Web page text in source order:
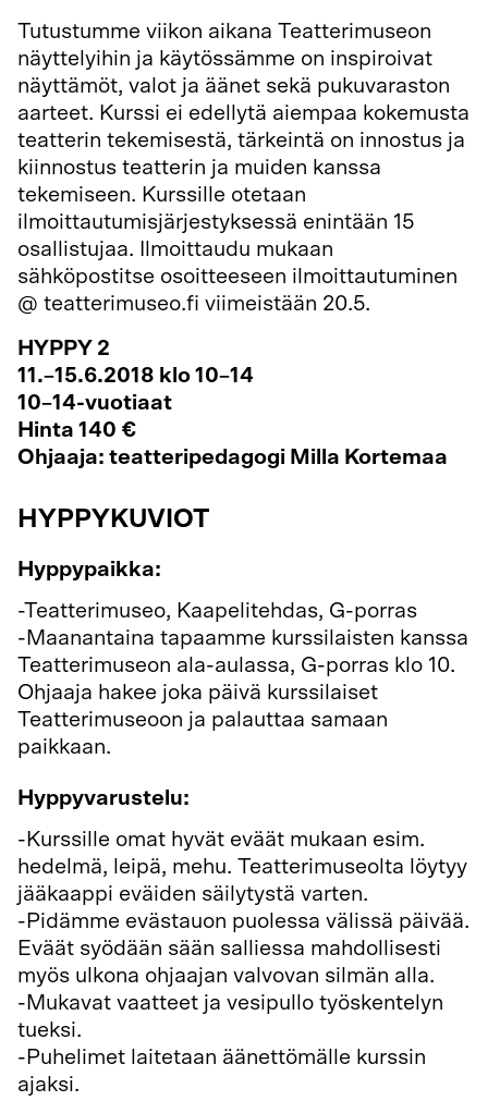
Tutustumme viikon aikana Teatterimuseon
näyttelyihin ja käytössämme on inspiroivat
näyttämöt, valot ja äänet sekä pukuvaraston
aarteet. Kurssi ei edellytä aiempaa kokemusta
teatterin tekemisestä, tärkeintä on innostus ja
kiinnostus teatterin ja muiden kanssa
tekemiseen. Kurssille otetaan
ilmoittautumisjärjestyksessä enintään 15
osallistujaa. Ilmoittaudu mukaan
sähköpostitse osoitteeseen ilmoittautuminen
@ teatterimuseo.fi viimeistään 20.5.
HYPPY 2
11.–15.6.2018 klo 10–14
10–14-vuotiaat
Hinta 140 €
Ohjaaja: teatteripedagogi Milla Kortemaa
HYPPYKUVIOT
Hyppypaikka:
-Teatterimuseo, Kaapelitehdas, G-porras
-Maanantaina tapaamme kurssilaisten kanssa
Teatterimuseon ala-aulassa, G-porras klo 10.
Ohjaaja hakee joka päivä kurssilaiset
Teatterimuseoon ja palauttaa samaan
paikkaan.
Hyppyvarustelu:
-Kurssille omat hyvät eväät mukaan esim.
hedelmä, leipä, mehu. Teatterimuseolta löytyy
jääkaappi eväiden säilytystä varten.
-Pidämme evästauon puolessa välissä päivää.
Eväät syödään sään salliessa mahdollisesti
myös ulkona ohjaajan valvovan silmän alla.
-Mukavat vaatteet ja vesipullo työskentelyn
tueksi.
-Puhelimet laitetaan äänettömälle kurssin
ajaksi.